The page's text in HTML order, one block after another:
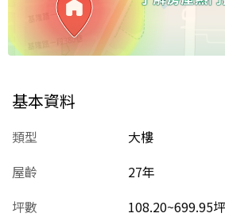
基本資料
類型
大樓
屋齡
27年
坪數
108.20~699.95坪